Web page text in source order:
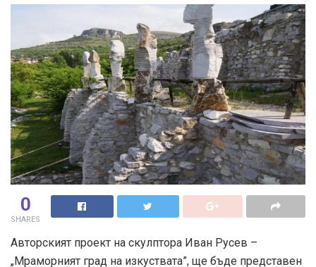
0
SHARES
Авторският проект на скулптора Иван Русев –
„Мраморният град на изкуствата”, ще бъде представен